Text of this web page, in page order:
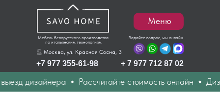
Мебель белорусского производства
по итальянским технологиям
+7 977 355-61-98
Задайте вопрос, мы онлайн
Москва, ул. Красная Сосна, 3
+ 7 977 712 87 02
Меню
дизайнера Рассчитайте стоимость онлайн Дизайн